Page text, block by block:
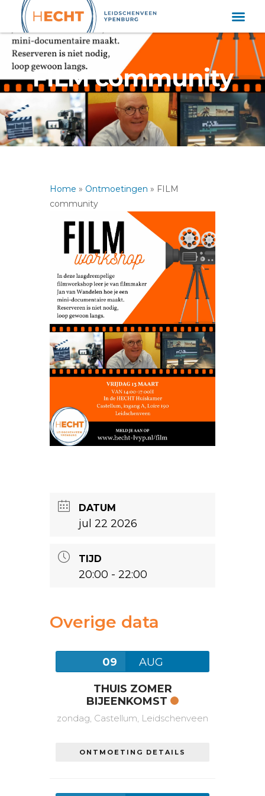
FILM community
DATUM
jul 22 2026
TIJD
20:00 - 22:00
Overige data
09 AUG
THUIS ZOMER
BIJEENKOMST
zondag, Castellum, Leidschenveen
ONTMOETING DETAILS
Home » Ontmoetingen » FILM
community